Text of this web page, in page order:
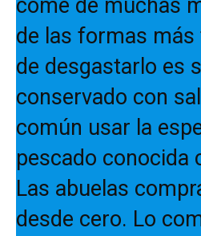
come de muchas
de las formas más
de desgastarlo es
conservado con
común usar la
pescado conocida
Las abuelas
desde cero. Lo